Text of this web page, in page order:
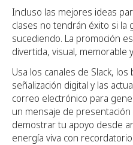
Incluso las mejores ideas
clases no tendrán éxito si la
sucediendo. La promoción
divertida, visual, memorable
Usa los canales de Slack,
señalización digital y las
correo electrónico para
un mensaje de
demostrar tu apoyo desde
energía viva con